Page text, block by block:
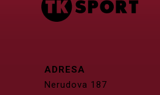
ADRESA
Nerudova 187